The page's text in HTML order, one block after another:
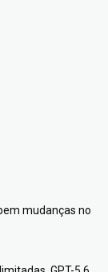
mudanças no